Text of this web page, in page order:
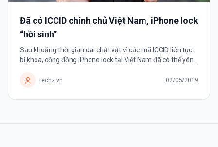
Đã có ICCID chính chủ Việt Nam, iPhone lock
“hồi sinh”
Sau khoảng thời gian dài chật vật vì các mã ICCID liên tục
bị khóa, cộng đồng iPhone lock tại Việt Nam đã có thể yên
techz.vn 02/05/2019